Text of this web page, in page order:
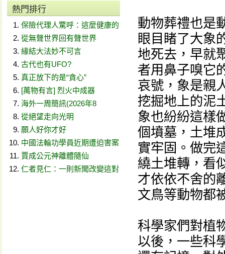
熱門排行
保險代理人驚呼：這麼健康的
從無聲世界回有聲世界
緣結大法妙不可言
古代也有UFO?
真正放下的是“貪心”
[萬物有言] 烈火中成器
海外一周簡訊(2026年8
從絕望走向光明
願人好你才好
中國法輪功學員近期遭迫害案
賈成公元神離體隨仙
仁者見仁：一則新聞改變這對
動物葬禮也是
眼目睹了大象
地死去，早就
者用鼻子嗅它
哀號，象是親
挖掘地上的泥
象也紛紛這樣
個墳墓，土堆
實牢固。做完
繞土堆轉，看
才依依不舍的
文鳥等動物都
科學家們對植
以後，一些科